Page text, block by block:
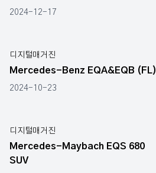
2024-12-17
디지털매거진
Mercedes-Benz EQA&EQB (FL)
2024-10-23
디지털매거진
Mercedes-Maybach EQS 680
SUV